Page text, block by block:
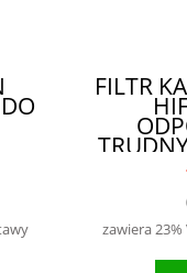
FILTR
zawiera